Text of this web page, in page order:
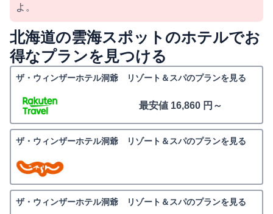
よ。
北海道の雲海スポットのホテルでお
得なプランを見つける
ザ・ウィンザーホテル洞爺 リゾート＆スパのプランを見る
最安値 16,860 円～
ザ・ウィンザーホテル洞爺 リゾート＆スパのプランを見る
ザ・ウィンザーホテル洞爺 リゾート＆スパのプランを見る